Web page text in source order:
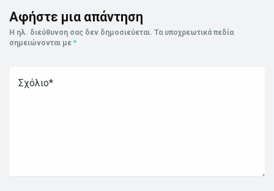
Αφήστε μια απάντηση
Η ηλ. διεύθυνση σας δεν δημοσιεύεται. Τα υποχρεωτικά πεδία
σημειώνονται με *